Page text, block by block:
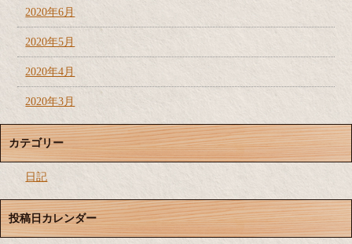
2020年6月
2020年5月
2020年4月
2020年3月
カテゴリー
日記
投稿日カレンダー